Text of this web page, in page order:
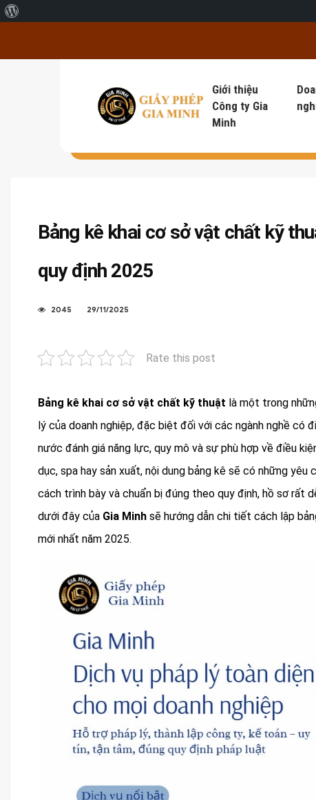
Giới thiệu
Công ty Gia
Minh
Bảng kê khai cơ sở vật chất kỹ
quy định 2025
2045 29/11/2025
Rate this post
Bảng kê khai cơ sở vật chất kỹ thuật là một trong
lý của doanh nghiệp, đặc biệt đối với các ngành nghề có
nước đánh giá năng lực, quy mô và sự phù hợp về điều
dục, spa hay sản xuất, nội dung bảng kê sẽ có những yêu
cách trình bày và chuẩn bị đúng theo quy định, hồ sơ rất
dưới đây của Gia Minh sẽ hướng dẫn chi tiết cách lập
mới nhất năm 2025.